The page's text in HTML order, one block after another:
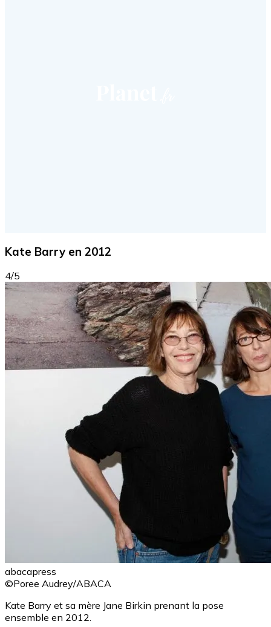
Kate Barry en 2012
4/5
abacapress
©Poree Audrey/ABACA
Kate Barry et sa mère Jane Birkin prenant la pose
ensemble en 2012.